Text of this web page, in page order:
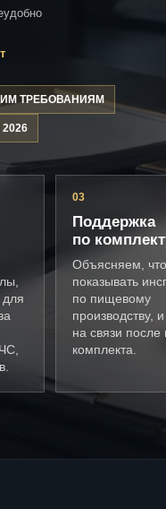
ТРЕБОВАНИЯМ
для
03
Поддержка
по
Объясняем, что
показывать
по пищевому
производству,
на связи после
комплекта.